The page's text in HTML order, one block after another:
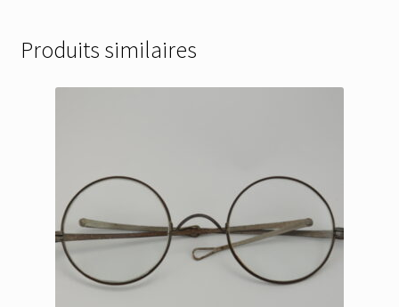
Produits similaires